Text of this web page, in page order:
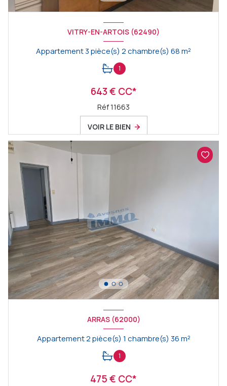
VITRY-EN-ARTOIS (62490)
Appartement 3 pièce(s) 2 chambre(s) 68 m²
1
643 € CC*
Réf 11663
VOIR LE BIEN
ARRAS (62000)
Appartement 2 pièce(s) 1 chambre(s) 36 m²
1
475 € CC*